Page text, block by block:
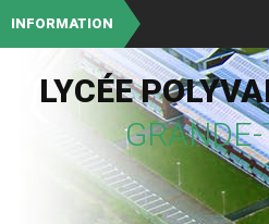
INFORMATION
LYCÉE